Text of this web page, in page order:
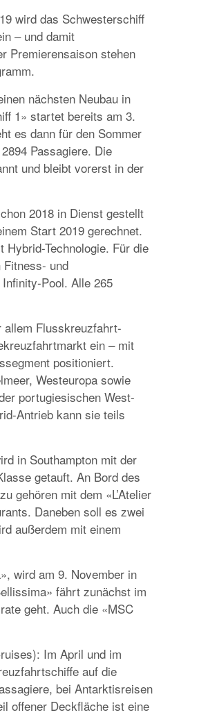
wird das Schwesterschiff
– und damit
Premierensaison stehen
nächsten Neubau in
1» startet bereits am 3.
es dann für den Sommer
Passagiere. Die
und bleibt vorerst in der
2018 in Dienst gestellt
Start 2019 gerechnet.
Technologie. Für die
Fitness- und
Pool. Alle 265
Flusskreuzfahrt-
ein – mit
positioniert.
Westeuropa sowie
portugiesischen West-
Antrieb kann sie teils
in Southampton mit der
getauft. An Bord des
gehören mit dem «L’Atelier
Daneben soll es zwei
außerdem mit einem
wird am 9. November in
fährt zunächst im
geht. Auch die «MSC
Im April und im
auf die
bei Antarktisreisen
offener Deckfläche ist eine
PREISVORTEILE
SPECIALS
«NORWEGIAN BREAKAWAY» FÄHRT IM
SOMMER 2018 AB WARNEMÜNDE